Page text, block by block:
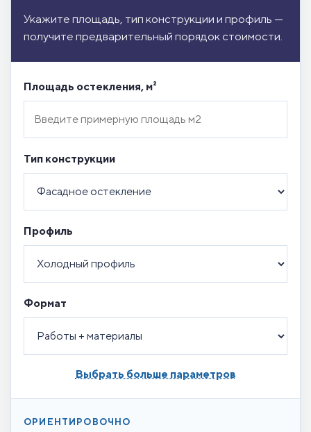
Укажите площадь, тип конструкции и профиль —
получите предварительный порядок стоимости.
Площадь остекления, м²
Тип конструкции
Профиль
Формат
Выбрать больше параметров
ОРИЕНТИРОВОЧНО